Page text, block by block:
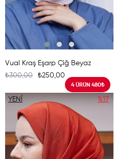
Vual Kraş Eşarp Çiğ Beyaz
₺250,00
₺300,00
4 ÜRÜN 480₺
%17
YENI
ÜRÜN